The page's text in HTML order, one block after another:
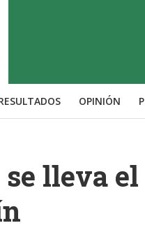
OPINIÓN
lleva